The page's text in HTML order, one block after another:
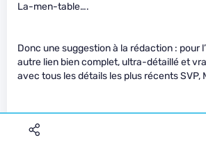
La-men-table….
Donc une suggestion à la rédaction : pour
autre lien bien complet, ultra-détaillé et
avec tous les détails les plus récents SVP,
m’est apparu plus complet, et enfin
une